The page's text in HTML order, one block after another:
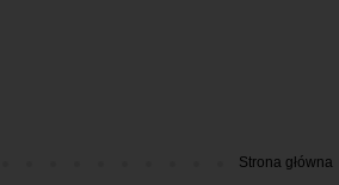
Strona główna